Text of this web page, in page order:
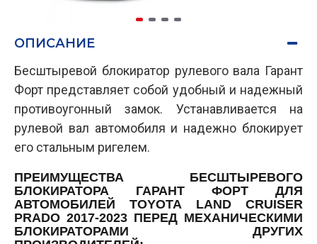
ОПИСАНИЕ
Бесштыревой блокиратор рулевого вала Гарант
Форт представляет собой удобный и надежный
противоугонный замок. Устанавливается на
рулевой вал автомобиля и надежно блокирует
его стальным ригелем.
ПРЕИМУЩЕСТВА БЕСШТЫРЕВОГО
БЛОКИРАТОРА ГАРАНТ ФОРТ ДЛЯ
АВТОМОБИЛЕЙ TOYOTA LAND CRUISER
PRADO 2017-2023 ПЕРЕД МЕХАНИЧЕСКИМИ
БЛОКИРАТОРАМИ ДРУГИХ